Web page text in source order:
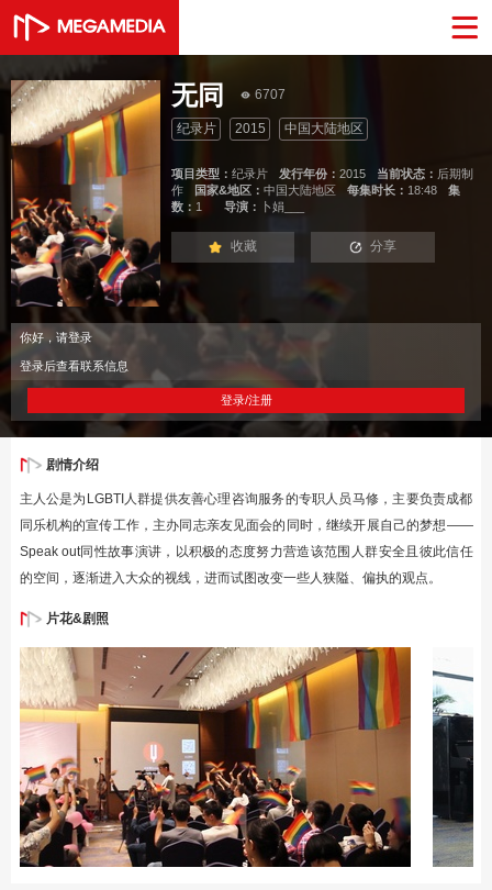
无同 6707
纪录片 2015 中国大陆地区
项目类型： 纪录片 发行年份： 2015 当前状态： 后期制
作
国家&地区： 中国大陆地区 每集时长： 18:48
集
数： 1 导演： 卜娟___
收藏 分享
你好，请登录
登录后查看联系信息
登录/注册
剧情介绍
主人公是为LGBTI人群提供友善心理咨询服务的专职人员马修，主要负责成都
同乐机构的宣传工作，主办同志亲友见面会的同时，继续开展自己的梦想——
Speak out同性故事演讲，以积极的态度努力营造该范围人群安全且彼此信任
的空间，逐渐进入大众的视线，进而试图改变一些人狭隘、偏执的观点。
片花&剧照